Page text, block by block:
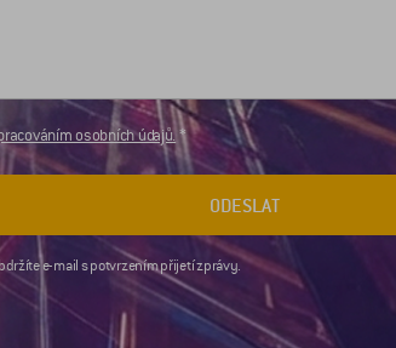
osobních údajů.
ODESLAT
e-mail s potvrzením přijetí zprávy.